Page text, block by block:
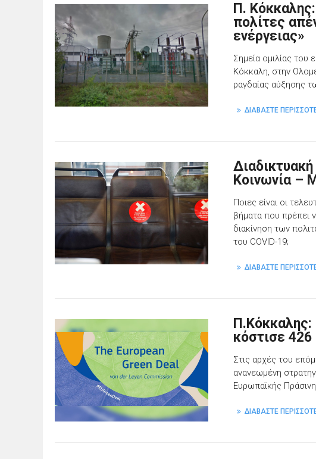
Π.
πολίτες
ενέργειας»
Σημεία ομιλίας
Κόκκαλη, στην
ραγδαίας αύξησης
ΔΙΑΒΑΣΤΕ
Κοινωνία –
Ποιες είναι οι
βήματα που πρέπει
διακίνηση των
του COVID-19;
ΔΙΑΒΑΣΤΕ
Π.Κόκκαλης:
κόστισε
Στις αρχές του
ανανεωμένη
Ευρωπαϊκής
ΔΙΑΒΑΣΤΕ